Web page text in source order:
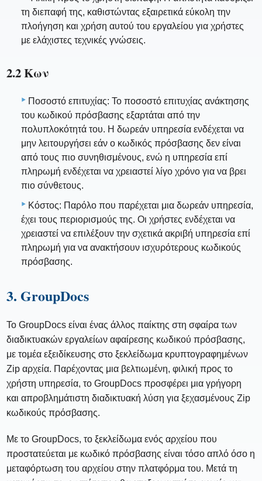
τη διεπαφή της, καθιστώντας εξαιρετικά εύκολη την
πλοήγηση και χρήση αυτού του εργαλείου για χρήστες
με ελάχιστες τεχνικές γνώσεις.
2.2 Κων
Ποσοστό επιτυχίας: Το ποσοστό επιτυχίας ανάκτησης
του κωδικού πρόσβασης εξαρτάται από την
πολυπλοκότητά του. Η δωρεάν υπηρεσία ενδέχεται να
μην λειτουργήσει εάν ο κωδικός πρόσβασης δεν είναι
από τους πιο συνηθισμένους, ενώ η υπηρεσία επί
πληρωμή ενδέχεται να χρειαστεί λίγο χρόνο για να βρει
πιο σύνθετους.
Κόστος: Παρόλο που παρέχεται μια δωρεάν υπηρεσία,
έχει τους περιορισμούς της. Οι χρήστες ενδέχεται να
χρειαστεί να επιλέξουν την σχετικά ακριβή υπηρεσία επί
πληρωμή για να ανακτήσουν ισχυρότερους κωδικούς
πρόσβασης.
3. GroupDocs
Το GroupDocs είναι ένας άλλος παίκτης στη σφαίρα των
διαδικτυακών εργαλείων αφαίρεσης κωδικού πρόσβασης,
με τομέα εξειδίκευσης στο ξεκλείδωμα κρυπτογραφημένων
Zip αρχεία. Παρέχοντας μια βελτιωμένη, φιλική προς το
χρήστη υπηρεσία, το GroupDocs προσφέρει μια γρήγορη
και απροβλημάτιστη διαδικτυακή λύση για ξεχασμένους Zip
κωδικούς πρόσβασης.
Με το GroupDocs, το ξεκλείδωμα ενός αρχείου που
προστατεύεται με κωδικό πρόσβασης είναι τόσο απλό όσο η
μεταφόρτωση του αρχείου στην πλατφόρμα του. Μετά τη